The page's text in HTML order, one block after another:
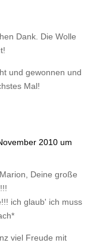
Dank. Die Wolle
und gewonnen und
Mal!
2010 um
Deine große
ich glaub' ich muss
viel Freude mit